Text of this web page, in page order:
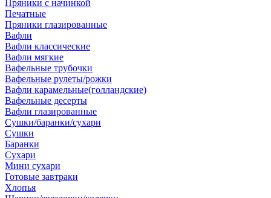
Пряники с начинкой
Печатные
Пряники глазированные
Вафли
Вафли классические
Вафли мягкие
Вафельные трубочки
Вафельные рулеты/рожки
Вафли карамельные(голландские)
Вафельные десерты
Вафли глазированные
Сушки/баранки/сухари
Сушки
Баранки
Сухари
Мини сухари
Готовые завтраки
Хлопья